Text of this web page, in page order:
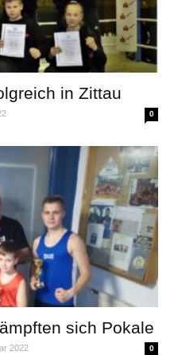
in Zittau
0
sich Pokale
2022 0